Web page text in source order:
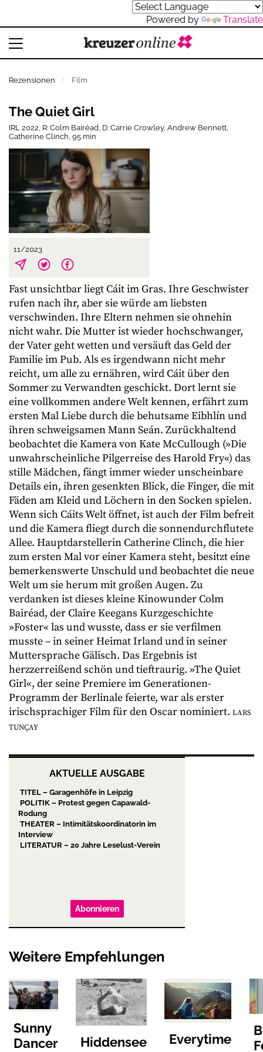
Powered by Translate
Rezensionen Film
11/2023
The Quiet Girl
IRL 2022, R: Colm Bairéad, D: Carrie Crowley, Andrew Bennett,
Catherine Clinch, 95 min
Fast unsichtbar liegt Cáit im Gras. Ihre Geschwister
rufen nach ihr, aber sie würde am liebsten
verschwinden. Ihre Eltern nehmen sie ohnehin
nicht wahr. Die Mutter ist wieder hochschwanger,
der Vater geht wetten und versäuft das Geld der
Familie im Pub. Als es irgendwann nicht mehr
reicht, um alle zu ernähren, wird Cáit über den
Sommer zu Verwandten geschickt. Dort lernt sie
eine vollkommen andere Welt kennen, erfährt zum
ersten Mal Liebe durch die behutsame Eibhlín und
ihren schweigsamen Mann Seán. Zurückhaltend
beobachtet die Kamera von Kate McCullough (»Die
unwahrscheinliche Pilgerreise des Harold Fry«) das
stille Mädchen, fängt immer wieder unscheinbare
Details ein, ihren gesenkten Blick, die Finger, die mit
Fäden am Kleid und Löchern in den Socken spielen.
Wenn sich Cáits Welt öffnet, ist auch der Film befreit
und die Kamera fliegt durch die sonnendurchflutete
Allee. Hauptdarstellerin Catherine Clinch, die hier
zum ersten Mal vor einer Kamera steht, besitzt eine
bemerkenswerte Unschuld und beobachtet die neue
Welt um sie herum mit großen Augen. Zu
verdanken ist dieses kleine Kinowunder Colm
Bairéad, der Claire Keegans Kurzgeschichte
»Foster« las und wusste, dass er sie verfilmen
musste – in seiner Heimat Irland und in seiner
Muttersprache Gälisch. Das Ergebnis ist
herzzerreißend schön und tieftraurig. »The Quiet
Girl«, der seine Premiere im Generationen-
Programm der Berlinale feierte, war als erster
irischsprachiger Film für den Oscar nominiert. LARS
TUNÇAY
AKTUELLE AUSGABE
TITEL – Garagenhöfe in Leipzig
POLITIK – Protest gegen Capawald-
Rodung
THEATER – Intimitätskoordinatorin im
Interview
LITERATUR – 20 Jahre Leselust-Verein
Abonnieren
Weitere Empfehlungen
Sunny
Dancer
Hiddensee Everytime